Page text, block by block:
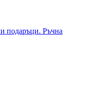
подаръци. Ръчна